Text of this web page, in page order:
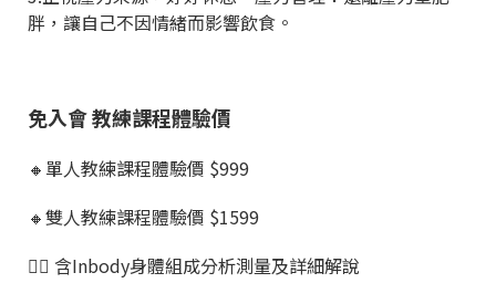
胖，讓自己不因情緒而影響飲食。
免入會 教練課程體驗價
🔸單人教練課程體驗價 $999
🔸雙人教練課程體驗價 $1599
👉🏼 含Inbody身體組成分析測量及詳細解說